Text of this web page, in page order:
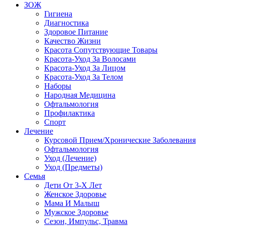
ЗОЖ
Гигиена
Диагностика
Здоровое Питание
Качество Жизни
Красота Сопутствующие Товары
Красота-Уход За Волосами
Красота-Уход За Лицом
Красота-Уход За Телом
Наборы
Народная Медицина
Офтальмология
Профилактика
Спорт
Лечение
Курсовой Прием/Хронические Заболевания
Офтальмология
Уход (Лечение)
Уход (Предметы)
Семья
Дети От 3-Х Лет
Женское Здоровье
Мама И Малыш
Мужское Здоровье
Сезон, Импульс, Травма